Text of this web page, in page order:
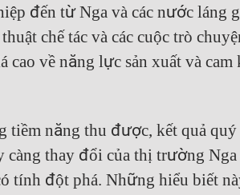
đến từ Nga và các nước láng
chế tác và các cuộc trò
cao về năng lực sản xuất và
tiềm năng thu được, kết quả
càng thay đổi của thị trường
tính đột phá. Những hiểu biết